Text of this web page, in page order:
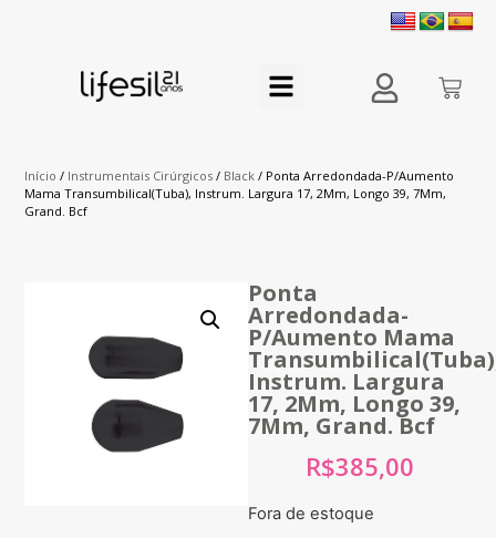
Início / Instrumentais Cirúrgicos / Black / Ponta Arredondada-P/Aumento
Mama Transumbilical(Tuba), Instrum. Largura 17, 2Mm, Longo 39, 7Mm,
Grand. Bcf
Ponta
Arredondada-
P/Aumento Mama
Instrum. Largura
17, 2Mm, Longo 39,
7Mm, Grand. Bcf
R$385,00
Fora de estoque